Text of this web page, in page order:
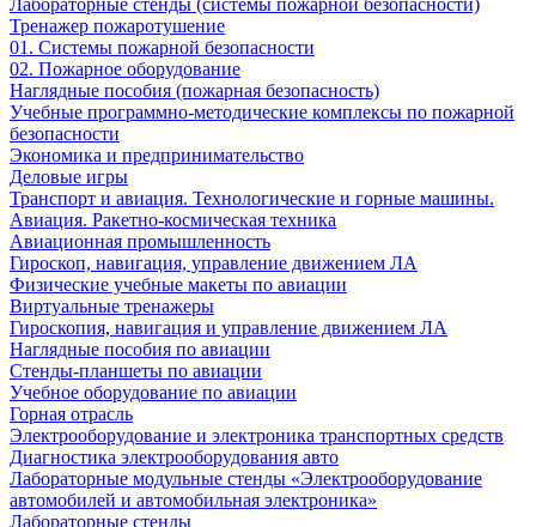
Лабораторные стенды (системы пожарной безопасности)
Тренажер пожаротушение
01. Системы пожарной безопасности
02. Пожарное оборудование
Наглядные пособия (пожарная безопасность)
Учебные программно-методические комплексы по пожарной
безопасности
Экономика и предпринимательство
Деловые игры
Транспорт и авиация. Технологические и горные машины.
Авиация. Ракетно-космическая техника
Авиационная промышленность
Гироскоп, навигация, управление движением ЛА
Физические учебные макеты по авиации
Виртуальные тренажеры
Гироскопия, навигация и управление движением ЛА
Наглядные пособия по авиации
Стенды-планшеты по авиации
Учебное оборудование по авиации
Горная отрасль
Электрооборудование и электроника транспортных средств
Диагностика электрооборудования авто
Лабораторные модульные стенды «Электрооборудование
автомобилей и автомобильная электроника»
Лабораторные стенды